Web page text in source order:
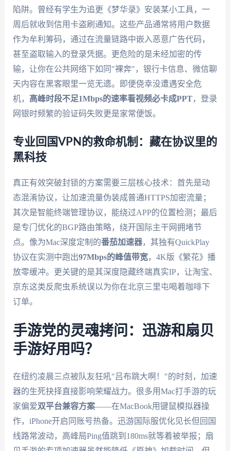
陷阱。曾经有学生为追更《梦华录》安装某小工具，一
周后就收到信用卡盗刷通知。这些产品通常将用户数据
作为牟利筹码，通过在流量链路中嵌入恶意广告代码，
甚至盗取输入的登录凭据。更危险的是未经加密的传
输，让你在公共网络下如同"裸奔"，银行卡信息、微信聊
天内容在黑客眼里一览无遗。即便侥幸没遭遇安全危
机， 高峰时段不足1Mbps的速率看视频必卡成PPT，登录
网银时频繁的验证码失败更是家常便饭。
专业回国VPN的救命机制：藏在协议里的
黑科技
真正有效突破封锁的方案需要三层核心技术：首先是动
态混淆协议，让加速流量伪装成普通HTTPS加密流量；
其次是智能终端管理协议，能绕过APP的位置检测；最后
是专门优化的BGP路由策略，绕开国际主干网拥堵节
点。像为Mac深度定制的番茄加速器，其独有QuickPlay
协议在实测中跑出97Mbps的峰值带宽，4K版《繁花》播
放零缓冲。更关键的是其深度隐藏终端真实IP，让淘宝、
京东这类反爬虫系统误以为你在北京三里屯喝着咖啡下
订单。
手游党的灵魂拷问：迅游和扇贝
手游好用吗？
在纽约凌晨三点被队友狂吼"吕布跳大啊！"的时刻，加速
器的生死抉择直接影响荣耀战力。很多用Mac打手游的玩
家偏爱双平台兼容方案——在MacBook用键鼠模拟器操
作，iPhone开启同账号热备。迅游国际服优化见长但回国
线路常波动，高峰局Ping值跳到180ms就等着被举报；扇